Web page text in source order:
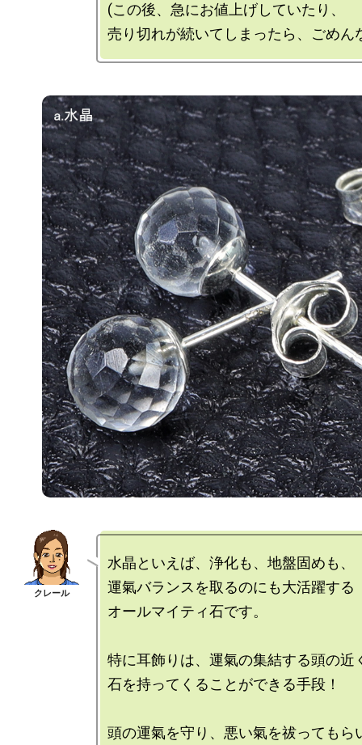
(この後、急にお値上げしていたり、
水晶といえば、浄化も、地盤固めも、
運氣バランスを取るのにも大活躍する
オールマイティ石です。
特に耳飾りは、運氣の集結する頭の近
石を持ってくることができる手段！